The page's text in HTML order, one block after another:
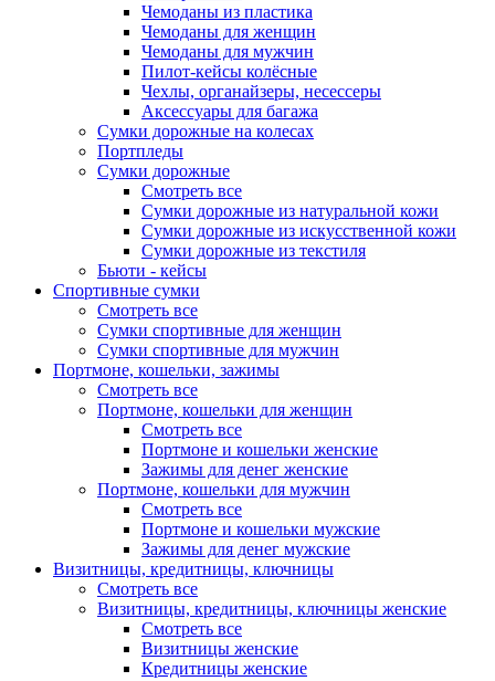
Чемоданы из пластика
Чемоданы для женщин
Чемоданы для мужчин
Пилот-кейсы колёсные
Чехлы, органайзеры, несессеры
Аксессуары для багажа
Сумки дорожные на колесах
Портпледы
Сумки дорожные
Смотреть все
Сумки дорожные из натуральной кожи
Сумки дорожные из искусственной кожи
Сумки дорожные из текстиля
Бьюти - кейсы
Спортивные сумки
Смотреть все
Сумки спортивные для женщин
Сумки спортивные для мужчин
Портмоне, кошельки, зажимы
Смотреть все
Портмоне, кошельки для женщин
Смотреть все
Портмоне и кошельки женские
Зажимы для денег женские
Портмоне, кошельки для мужчин
Смотреть все
Портмоне и кошельки мужские
Зажимы для денег мужские
Визитницы, кредитницы, ключницы
Смотреть все
Визитницы, кредитницы, ключницы женские
Смотреть все
Визитницы женские
Кредитницы женские